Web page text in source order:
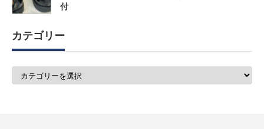
付
カテゴリー